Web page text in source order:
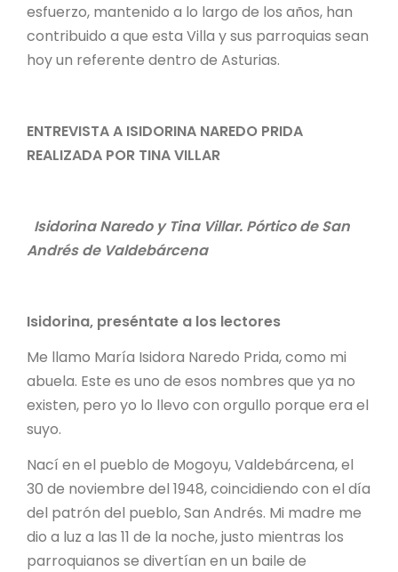
esfuerzo, mantenido a lo largo de los años, han
contribuido a que esta Villa y sus parroquias sean
hoy un referente dentro de Asturias.
ENTREVISTA A ISIDORINA NAREDO PRIDA
REALIZADA POR TINA VILLAR
Isidorina Naredo y Tina Villar. Pórtico de San
Andrés de Valdebárcena
Isidorina, preséntate a los lectores
Me llamo María Isidora Naredo Prida, como mi
abuela. Este es uno de esos nombres que ya no
existen, pero yo lo llevo con orgullo porque era el
suyo.
Nací en el pueblo de Mogoyu, Valdebárcena, el
30 de noviembre del 1948, coincidiendo con el día
del patrón del pueblo, San Andrés. Mi madre me
dio a luz a las 11 de la noche, justo mientras los
parroquianos se divertían en un baile de